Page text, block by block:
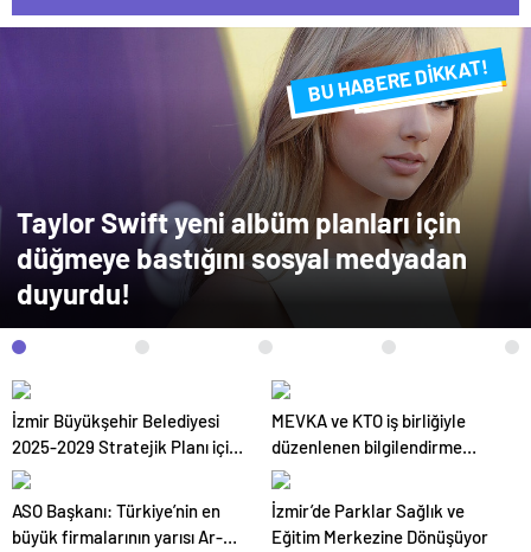
Taylor Swift yeni albüm planları için
düğmeye bastığını sosyal medyadan
duyurdu!
SON DAKİKA
FLAŞ FLAŞ...
BU HABERE DİKKAT!
İzmir Büyükşehir Belediyesi
2025-2029 Stratejik Planı için
çalışmalarını sürdürüyor
MEVKA ve KTO iş birliğiyle
düzenlenen bilgilendirme
semineri
ASO Başkanı: Türkiye’nin en
büyük firmalarının yarısı Ar-Ge
İzmir’de Parklar Sağlık ve
Eğitim Merkezine Dönüşüyor